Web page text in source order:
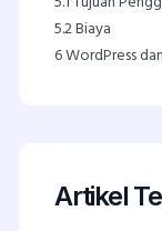
5.2Biaya
6WordPress
Artikel